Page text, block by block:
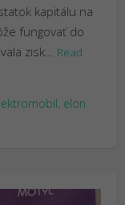
kapitálu na
fungovať do
zisk…
Read
elon